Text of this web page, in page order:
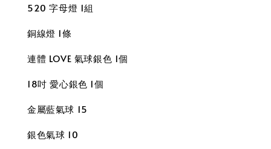
520 字母燈 1組
銅線燈 1條
連體 LOVE 氣球銀色 1個
18吋 愛心銀色 1個
金屬藍氣球 15
銀色氣球 10